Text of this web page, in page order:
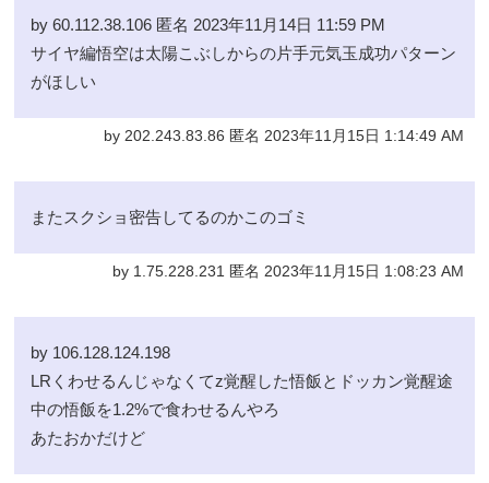
by 60.112.38.106 匿名 2023年11月14日 11:59 PM
サイヤ編悟空は太陽こぶしからの片手元気玉成功パターン
がほしい
by 202.243.83.86 匿名 2023年11月15日 1:14:49 AM
またスクショ密告してるのかこのゴミ
by 1.75.228.231 匿名 2023年11月15日 1:08:23 AM
by 106.128.124.198
LRくわせるんじゃなくてz覚醒した悟飯とドッカン覚醒途
中の悟飯を1.2%で食わせるんやろ
あたおかだけど